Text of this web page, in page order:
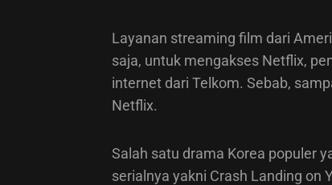
Layanan streaming film dari
saja, untuk mengakses Netflix,
internet dari Telkom. Sebab,
Netflix.
Salah satu drama Korea populer
serialnya yakni Crash Landing on